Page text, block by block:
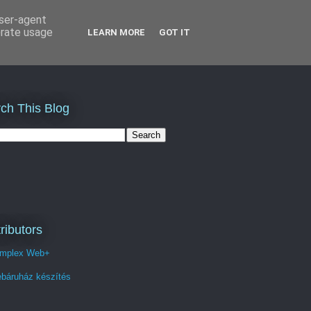
This Blog
Web+
készítés
agent
usage
LEARN MORE GOT IT